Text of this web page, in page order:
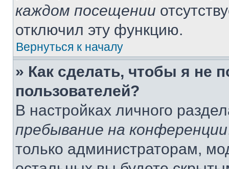
каждом посещении
отключил эту функцию.
Вернуться к началу
» Как сделать, чтобы я не
пользователей?
В настройках личного
пребывание на конференции
только администраторам,